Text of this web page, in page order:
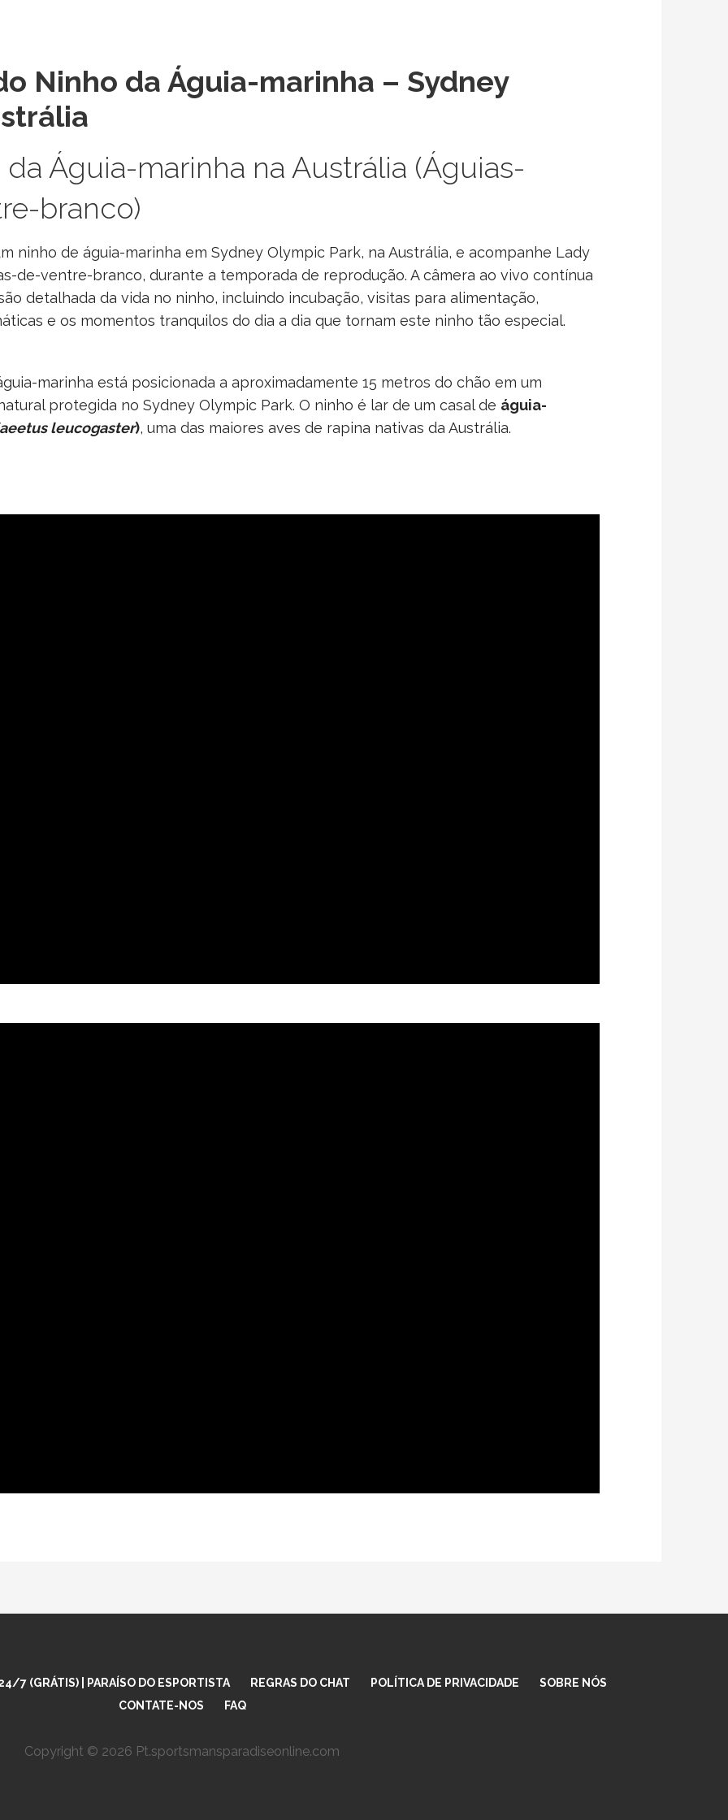
Ninho da Águia-marinha – Sydney
Águia-marinha na Austrália (Águias-
branco)
ninho de águia-marinha em Sydney Olympic Park, na Austrália, e acompanhe Lady
de-ventre-branco, durante a temporada de reprodução. A câmera ao vivo contínua
detalhada da vida no ninho, incluindo incubação, visitas para alimentação,
e os momentos tranquilos do dia a dia que tornam este ninho tão especial.
marinha está posicionada a aproximadamente 15 metros do chão em um
protegida no Sydney Olympic Park. O ninho é lar de um casal de águia-
leucogaster), uma das maiores aves de rapina nativas da Austrália.
7 (GRÁTIS) | PARAÍSO DO ESPORTISTA REGRAS DO CHAT POLÍTICA DE PRIVACIDADE
SOBRE NÓS
CONTATE-NOS
FAQ
Copyright © 2026 Pt.sportsmansparadiseonline.com